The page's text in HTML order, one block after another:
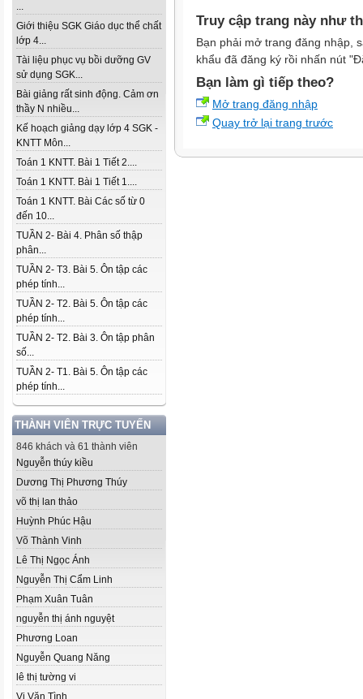
...
Giới thiệu SGK Giáo dục thể chất
lớp 4...
Tài liệu phục vụ bồi dưỡng GV
sử dụng SGK...
Bài giảng rất sinh động. Cảm ơn
thầy N nhiều...
Kế hoạch giảng dạy lớp 4 SGK -
KNTT Môn...
Toán 1 KNTT. Bài 1 Tiết 2....
Toán 1 KNTT. Bài 1 Tiết 1....
Toán 1 KNTT. Bài Các số từ 0
đến 10...
TUẦN 2- Bài 4. Phân số thập
phân...
TUẦN 2- T3. Bài 5. Ôn tập các
phép tính...
TUẦN 2- T2. Bài 5. Ôn tập các
phép tính...
TUẦN 2- T2. Bài 3. Ôn tập phân
số...
TUẦN 2- T1. Bài 5. Ôn tập các
phép tính...
THÀNH VIÊN TRỰC TUYẾN
846 khách và 61 thành viên
Nguyễn thúy kiều
Dương Thị Phương Thúy
võ thị lan thảo
Huỳnh Phúc Hậu
Võ Thành Vinh
Lê Thị Ngọc Ánh
Nguyễn Thị Cẩm Linh
Phạm Xuân Tuân
nguyễn thị ánh nguyệt
Phương Loan
Nguyễn Quang Năng
lê thị tường vi
Vi Văn Tình
Truy cập trang này như
Bạn phải mở trang đăng nhập,
khẩu đã đăng ký rồi nhấn nút
Bạn làm gì tiếp theo?
Mở trang đăng nhập
Quay trở lại trang trước